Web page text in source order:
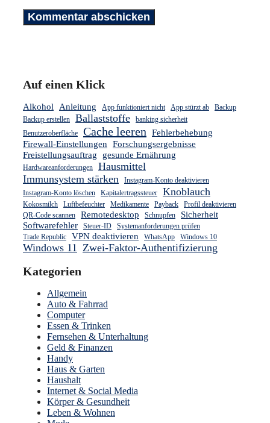
Auf einen Klick
Alkohol Anleitung App funktioniert nicht App stürzt ab
Backup
Backup erstellen
Ballaststoffe
banking sicherheit
Benutzeroberfläche
Cache leeren Fehlerbehebung
Firewall-Einstellungen Forschungsergebnisse
Freistellungsauftrag
gesunde Ernährung
Hardwareanforderungen
Hausmittel
Immunsystem stärken
Instagram-Konto deaktivieren
Instagram-Konto löschen
Kapitalertragssteuer Knoblauch
Kokosmilch Luftbefeuchter Medikamente Payback
Profil deaktivieren
QR-Code scannen
Remotedesktop Schnupfen
Sicherheit
Softwarefehler
Steuer-ID
Systemanforderungen prüfen
Trade Republic
VPN deaktivieren WhatsApp Windows 10
Windows 11 Zwei-Faktor-Authentifizierung
Kategorien
Allgemein
Auto & Fahrrad
Computer
Essen & Trinken
Fernsehen & Unterhaltung
Geld & Finanzen
Handy
Haus & Garten
Haushalt
Internet & Social Media
Körper & Gesundheit
Leben & Wohnen